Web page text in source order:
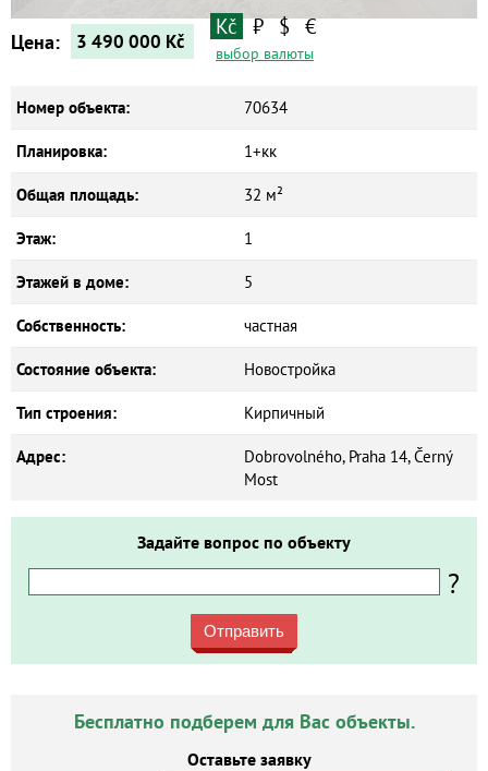
Цена: 3 490 000 Kč
Kč ₽ $ €
выбор валюты
Номер объекта: 70634
Планировка: 1+кк
Общая площадь: 32 м²
Этаж: 1
Этажей в доме: 5
Собственность: частная
Состояние объекта: Новостройка
Тип строения: Кирпичный
Адрес:
Dobrovolného, Praha 14, Černý
Most
Задайте вопрос по объекту
?
Отправить
Бесплатно подберем для Вас объекты.
Оставьте заявку